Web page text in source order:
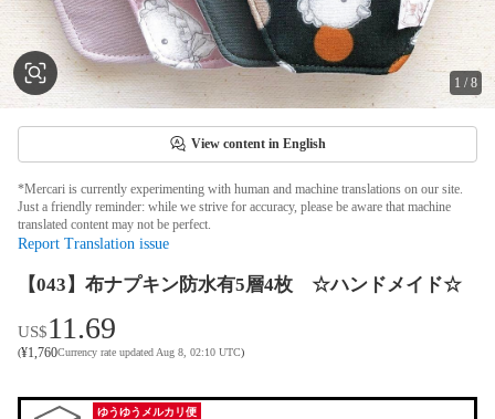
1 /8
View content in English
*Mercari is currently experimenting with human and machine translations on our site.
Just a friendly reminder: while we strive for accuracy, please be aware that machine
translated content may not be perfect.
Report Translation issue
【043】布ナプキン防水有5層4枚 ☆ハンドメイド☆
US$11.69
(¥1,760Currency rate updated Aug 8, 02:10 UTC)
ゆうゆうメルカリ便